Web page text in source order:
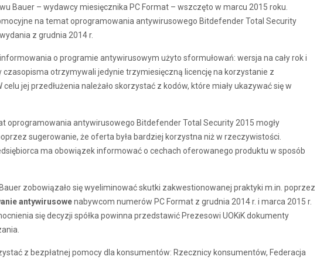
Bauer – wydawcy miesięcznika PC Format – wszczęto w marcu 2015 roku.
na temat oprogramowania antywirusowego Bitdefender Total Security
z grudnia 2014 r.
o programie antywirusowym użyto sformułowań: wersja na cały rok i
otrzymywali jedynie trzymiesięczną licencję na korzystanie z
jej przedłużenia należało skorzystać z kodów, które miały ukazywać się w
oprogramowania antywirusowego Bitdefender Total Security 2015 mogły
sugerowanie, że oferta była bardziej korzystna niż w rzeczywistości.
ma obowiązek informować o cechach oferowanego produktu w sposób
zobowiązało się wyeliminować skutki zakwestionowanej praktyki m.in. poprzez
antywirusowenabywcom numerów PC Format z grudnia 2014 r. i marca 2015 r.
się decyzji spółka powinna przedstawić Prezesowi UOKiK dokumenty
z bezpłatnej pomocy dla konsumentów: Rzecznicy konsumentów, Federacja